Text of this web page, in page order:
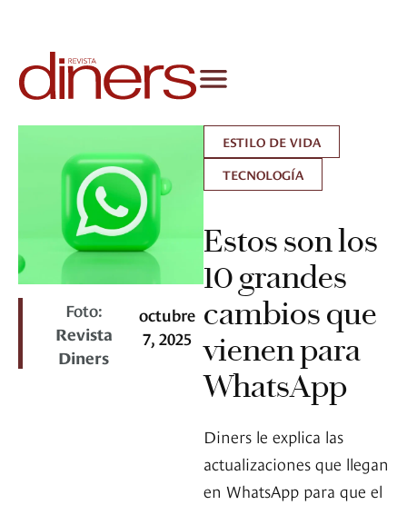
Foto:
Revista
Diners
octubre
7, 2025
ESTILO DE VIDA
TECNOLOGÍA
Estos son los
10 grandes
cambios que
vienen para
WhatsApp
Diners le explica las
actualizaciones que llegan
en WhatsApp para que el